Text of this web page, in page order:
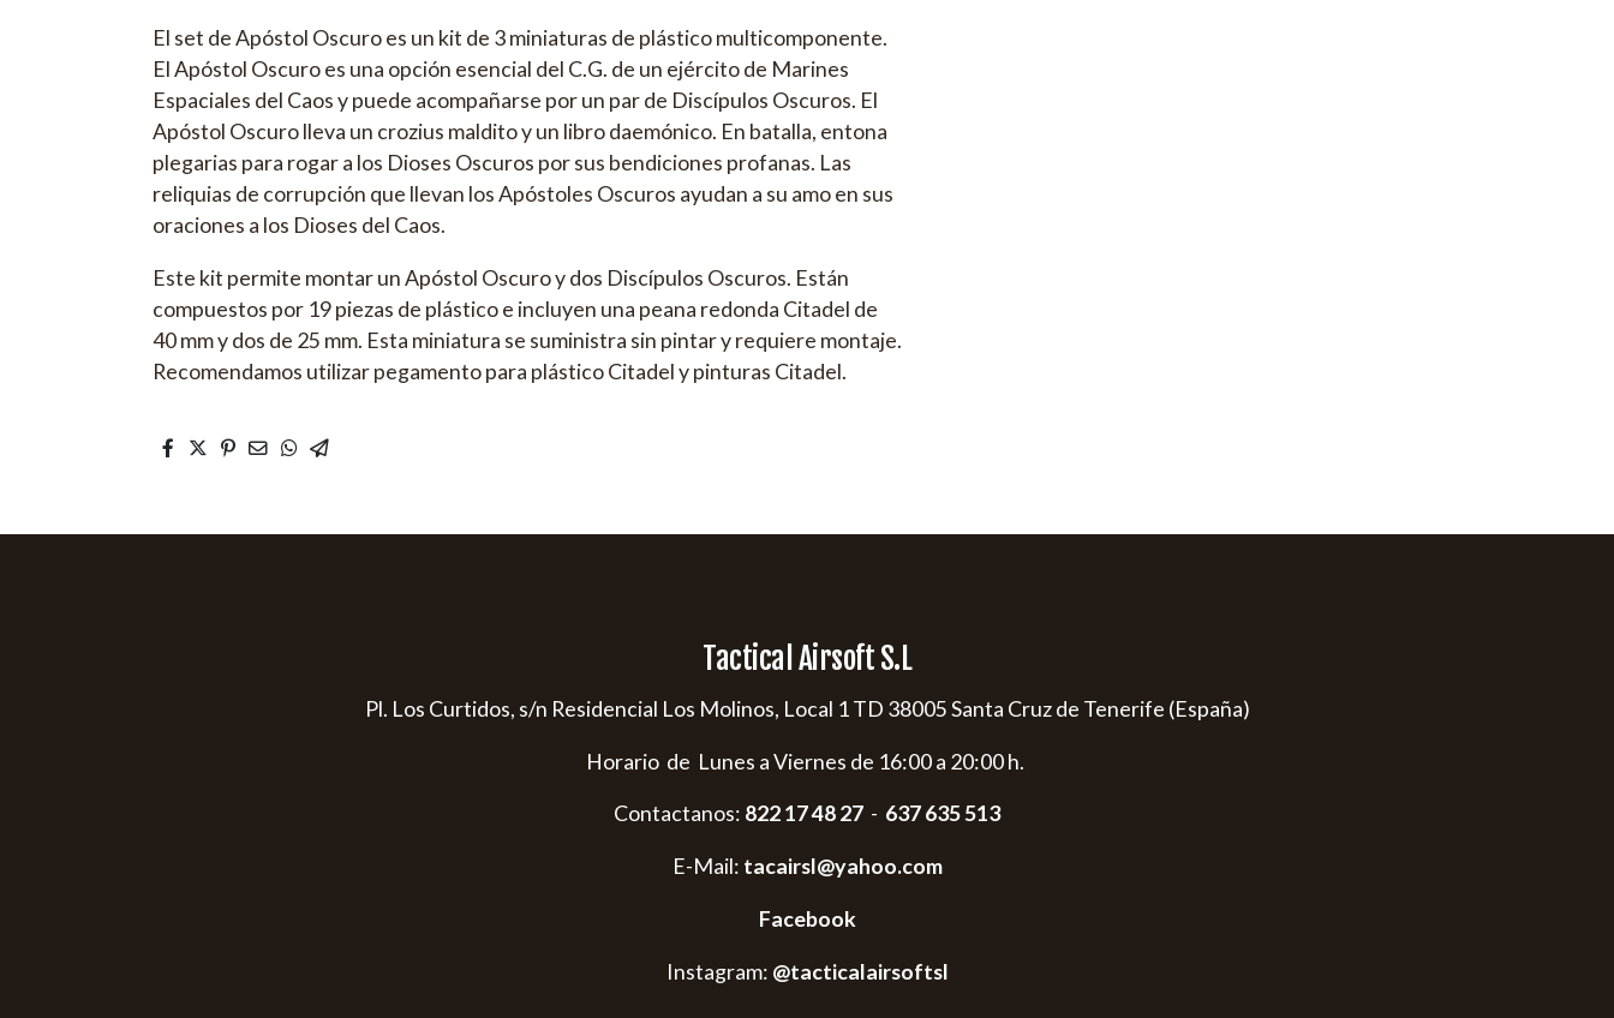
El set de Apóstol Oscuro es un kit de 3 miniaturas de plástico multicomponente.
El Apóstol Oscuro es una opción esencial del C.G. de un ejército de Marines
Espaciales del Caos y puede acompañarse por un par de Discípulos Oscuros. El
Apóstol Oscuro lleva un crozius maldito y un libro daemónico. En batalla, entona
plegarias para rogar a los Dioses Oscuros por sus bendiciones profanas. Las
reliquias de corrupción que llevan los Apóstoles Oscuros ayudan a su amo en sus
oraciones a los Dioses del Caos.
Este kit permite montar un Apóstol Oscuro y dos Discípulos Oscuros. Están
compuestos por 19 piezas de plástico e incluyen una peana redonda Citadel de
40 mm y dos de 25 mm. Esta miniatura se suministra sin pintar y requiere montaje.
Recomendamos utilizar pegamento para plástico Citadel y pinturas Citadel.
Tactical Airsoft S.L
Pl. Los Curtidos, s/n Residencial Los Molinos, Local 1 TD 38005 Santa Cruz de Tenerife (España)
Horario de Lunes a Viernes de 16:00 a 20:00 h.
Contactanos: 822 17 48 27 - 637 635 513
E-Mail: tacairsl@yahoo.com
Facebook
Instagram: @tacticalairsoftsl